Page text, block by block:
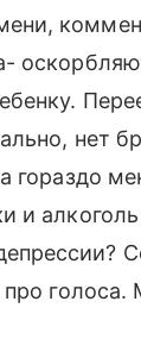
нет
гораздо
и
про голоса.